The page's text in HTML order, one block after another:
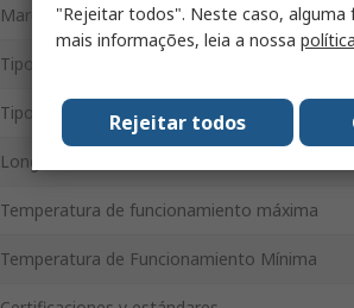
Marca
Tipo de junta
Tipo de producto
Longitud
Temperatura de funcionamiento máxima
Temperatura de Funcionamiento Mínima
"Rejeitar todos". Neste caso, alguma
mais informações, leia a nossa
Rejeitar todos